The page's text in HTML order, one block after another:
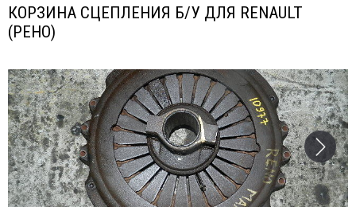
Сцепления
КОРЗИНА СЦЕПЛЕНИЯ Б/У ДЛЯ RENAULT
(РЕНО)